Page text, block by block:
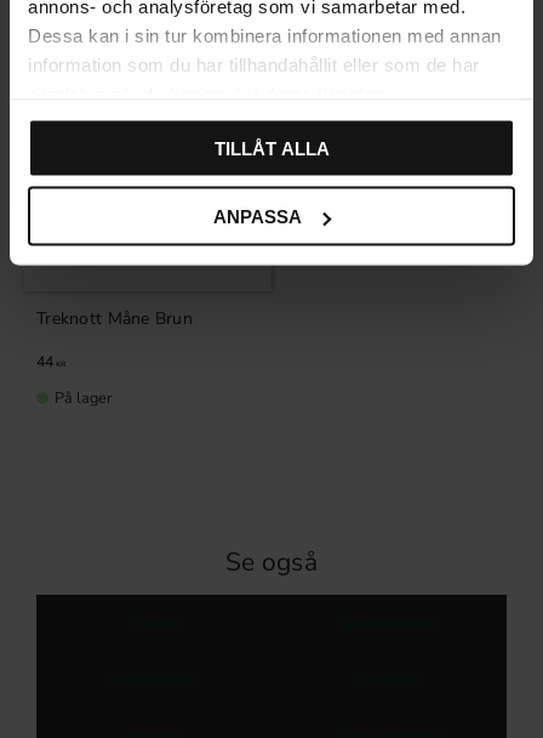
annons- och analysföretag som vi samarbetar med.
Dessa kan i sin tur kombinera informationen med annan
information som du har tillhandahållit eller som de har
TILLÅT ALLA
ANPASSA
Treknott Måne Brun
44 KR
På lager
Se også